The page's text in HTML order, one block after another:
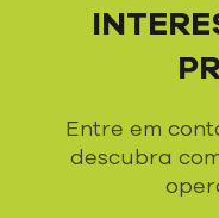
Entre em
descubra